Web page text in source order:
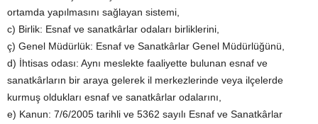
ortamda yapılmasını sağlayan sistemi,
c) Birlik: Esnaf ve sanatkârlar odaları birliklerini,
ç) Genel Müdürlük: Esnaf ve Sanatkârlar Genel Müdürlüğünü,
d) İhtisas odası: Aynı meslekte faaliyette bulunan esnaf ve
sanatkârların bir araya gelerek il merkezlerinde veya ilçelerde
kurmuş oldukları esnaf ve sanatkârlar odalarını,
e) Kanun: 7/6/2005 tarihli ve 5362 sayılı Esnaf ve Sanatkârlar